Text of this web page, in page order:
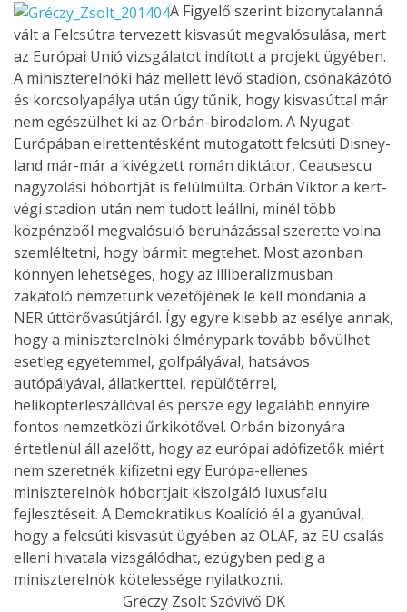
A Figyelő szerint bizonytalanná
vált a Felcsútra tervezett kisvasút megvalósulása, mert
az Európai Unió vizsgálatot indított a projekt ügyében.
A miniszterelnöki ház mellett lévő stadion, csónakázótó
és korcsolyapálya után úgy tűnik, hogy kisvasúttal már
nem egészülhet ki az Orbán-birodalom. A Nyugat-
Európában elrettentésként mutogatott felcsúti Disney-
land már-már a kivégzett román diktátor, Ceausescu
nagyzolási hóbortját is felülmúlta. Orbán Viktor a kert-
végi stadion után nem tudott leállni, minél több
közpénzből megvalósuló beruházással szerette volna
szemléltetni, hogy bármit megtehet. Most azonban
könnyen lehetséges, hogy az illiberalizmusban
zakatoló nemzetünk vezetőjének le kell mondania a
NER úttörővasútjáról. Így egyre kisebb az esélye annak,
hogy a miniszterelnöki élménypark tovább bővülhet
esetleg egyetemmel, golfpályával, hatsávos
autópályával, állatkerttel, repülőtérrel,
helikopterleszállóval és persze egy legalább ennyire
fontos nemzetközi űrkikötővel. Orbán bizonyára
értetlenül áll azelőtt, hogy az európai adófizetők miért
nem szeretnék kifizetni egy Európa-ellenes
miniszterelnök hóbortjait kiszolgáló luxusfalu
fejlesztéseit. A Demokratikus Koalíció él a gyanúval,
hogy a felcsúti kisvasút ügyében az OLAF, az EU csalás
elleni hivatala vizsgálódhat, ezügyben pedig a
miniszterelnök kötelessége nyilatkozni.
Gréczy Zsolt Szóvivő DK